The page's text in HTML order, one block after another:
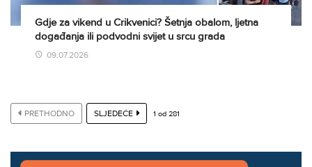
Gdje za vikend u Crikvenici? Šetnja obalom, ljetna
događanja ili podvodni svijet u srcu grada
09.07.2026
PRETHODNO SLJEDEĆE 1 od 281